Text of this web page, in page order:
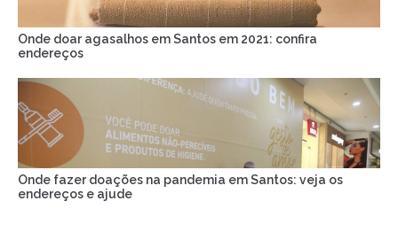
Onde doar agasalhos em Santos em 2021: confira
endereços
Onde fazer doações na pandemia em Santos: veja os
endereços e ajude